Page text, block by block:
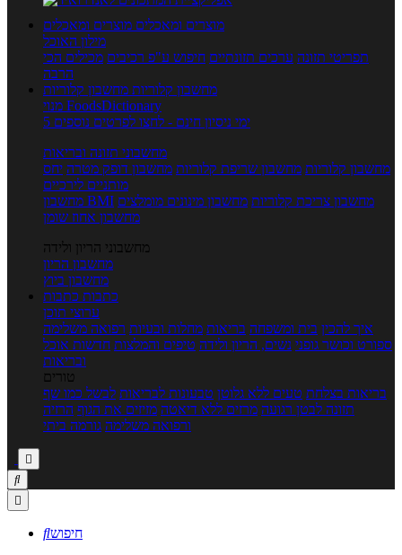
מוצרים ומאכלים מוצרים ומאכלים
מילון האוכל
תפריטי תזונה ערכים תזונתיים חיפוש ע"פ רכיבים מכילים הכי
הרבה
מחשבון קלוריות מחשבון קלוריות
מנוי FoodsDictionary
5 ימי ניסיון חינם - לחצו לפרטים נוספים
מחשבוני תזונה ובריאות
מחשבון קלוריות מחשבון שריפת קלוריות מחשבון דופק מטרה יחס
מותניים לירכיים
מחשבון BMI
מחשבון צריכת קלוריות מחשבון מינונים מומלצים
מחשבון אחוז שומן
מחשבוני הריון ולידה
מחשבון הריון
מחשבון ביוץ
כתבות כתבות
ערוצי תוכן
איך להכין בית ומשפחה בריאות מחלות ובעיות רפואה משלימה
ספורט וכושר גופני נשים, הריון ולידה טיפים והמלצות חדשות אוכל
ובריאות
טורים
בריאות בצלחת טעים ללא גלוטן טבעונות לבריאות לבשל כמו שף
תזונה לבטן רגועה מרזים ללא דיאטה מזיזים את הגוף הרזיה
ורפואה משלימה גורמה ביתי



חיפוש